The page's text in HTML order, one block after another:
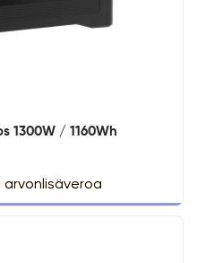
1300W / 1160Wh
arvonlisäveroa